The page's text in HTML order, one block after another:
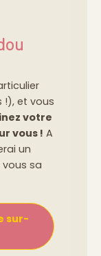
et vous
votre
vous ! A
un
sa
sur-